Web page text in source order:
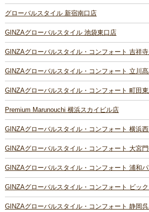
グローバルスタイル 新宿南口店
GINZAグローバルスタイル 池袋東口店
GINZAグローバルスタイル・コンフォート 吉祥
GINZAグローバルスタイル・コンフォート 立川
GINZAグローバルスタイル・コンフォート 町田
Premium Marunouchi 横浜スカイビル店
GINZAグローバルスタイル・コンフォート 横浜
GINZAグローバルスタイル・コンフォート 大宮
GINZAグローバルスタイル・コンフォート 浦和
GINZAグローバルスタイル・コンフォート ビッ
GINZAグローバルスタイル・コンフォート 静岡